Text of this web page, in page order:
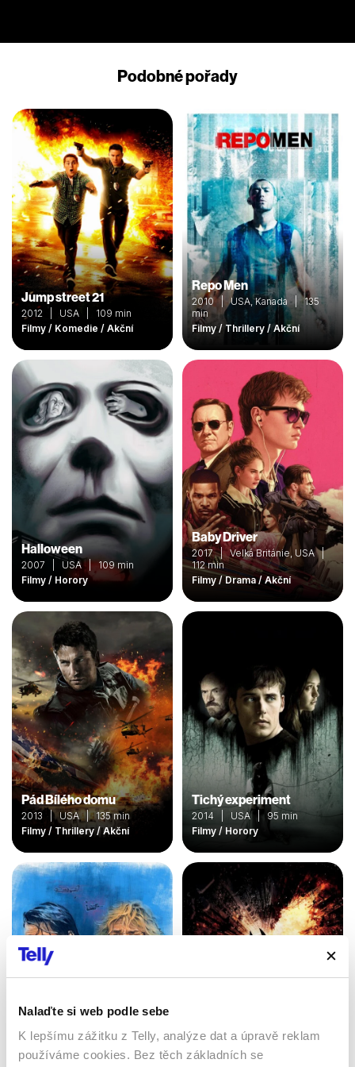
Nalaďte si web podle sebe
K lepšímu zážitku z Telly, analýze dat a úpravě reklam
používáme cookies. Bez těch základních se
Podobné pořady
Jump street 21
2012 | USA | 109 min
Filmy / Komedie / Akční
Repo Men
2010 | USA, Kanada | 135
min
Filmy / Thrillery / Akční
Halloween
2007 | USA | 109 min
Filmy / Horory
Baby Driver
2017 | Velká Británie, USA |
112 min
Filmy / Drama / Akční
Pád Bílého domu
2013 | USA | 135 min
Filmy / Thrillery / Akční
Tichý experiment
2014 | USA | 95 min
Filmy / Horory
Bod zlomu
Temný rytíř povstal
2012 | USA | 158 min